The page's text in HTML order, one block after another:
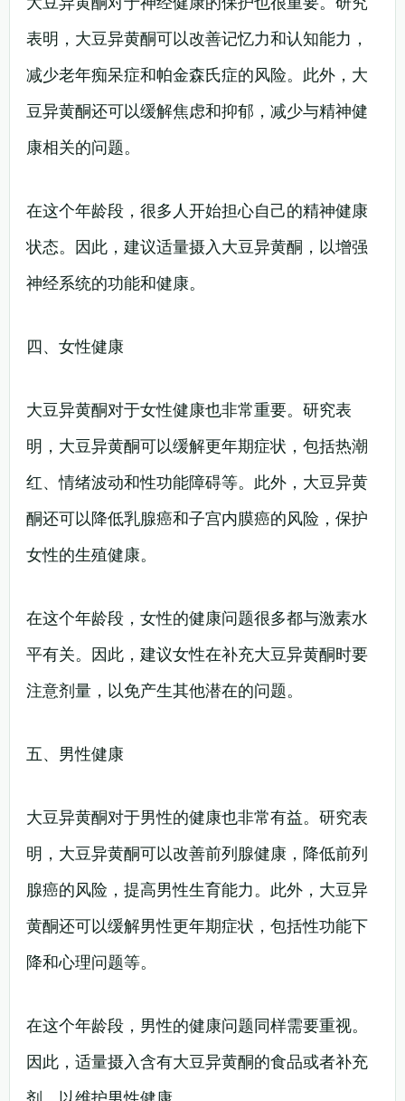
表明，大豆异黄酮可以改善记忆力和认知能力，
减少老年痴呆症和帕金森氏症的风险。此外，大
豆异黄酮还可以缓解焦虑和抑郁，减少与精神健
康相关的问题。
在这个年龄段，很多人开始担心自己的精神健康
状态。因此，建议适量摄入大豆异黄酮，以增强
神经系统的功能和健康。
四、女性健康
大豆异黄酮对于女性健康也非常重要。研究表
明，大豆异黄酮可以缓解更年期症状，包括热潮
红、情绪波动和性功能障碍等。此外，大豆异黄
酮还可以降低乳腺癌和子宫内膜癌的风险，保护
女性的生殖健康。
在这个年龄段，女性的健康问题很多都与激素水
平有关。因此，建议女性在补充大豆异黄酮时要
注意剂量，以免产生其他潜在的问题。
五、男性健康
大豆异黄酮对于男性的健康也非常有益。研究表
明，大豆异黄酮可以改善前列腺健康，降低前列
腺癌的风险，提高男性生育能力。此外，大豆异
黄酮还可以缓解男性更年期症状，包括性功能下
降和心理问题等。
在这个年龄段，男性的健康问题同样需要重视。
因此，适量摄入含有大豆异黄酮的食品或者补充